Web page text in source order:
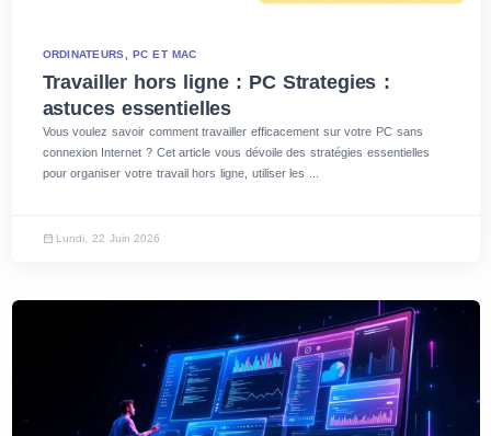
ORDINATEURS, PC ET MAC
Travailler hors ligne : PC Strategies :
astuces essentielles
Vous voulez savoir comment travailler efficacement sur votre PC sans
connexion Internet ? Cet article vous dévoile des stratégies essentielles
pour organiser votre travail hors ligne, utiliser les ...
Lundi, 22 Juin 2026